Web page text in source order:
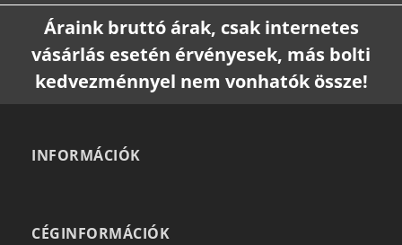
Áraink bruttó árak, csak internetes
vásárlás esetén érvényesek, más bolti
kedvezménnyel nem vonhatók össze!
INFORMÁCIÓK
CÉGINFORMÁCIÓK